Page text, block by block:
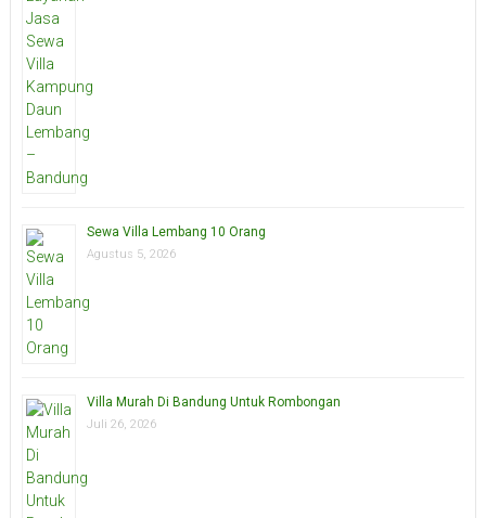
Sewa Villa Lembang 10 Orang
Agustus 5, 2026
Villa Murah Di Bandung Untuk Rombongan
Juli 26, 2026